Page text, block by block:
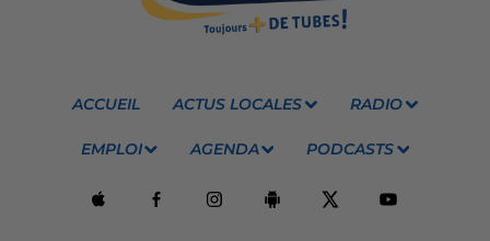
ACCUEIL ACTUS LOCALES RADIO
EMPLOI AGENDA PODCASTS